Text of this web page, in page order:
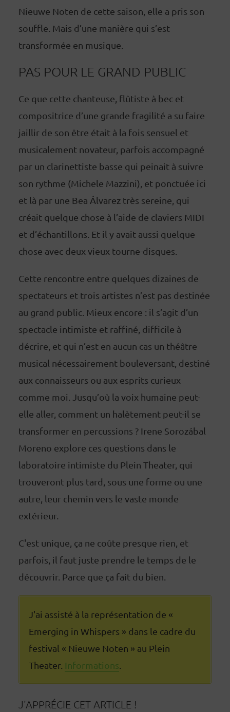
Nieuwe Noten de cette saison, elle a pris son
souffle. Mais d’une manière qui s’est
transformée en musique.
PAS POUR LE GRAND PUBLIC
Ce que cette chanteuse, flûtiste à bec et
compositrice d’une grande fragilité a su faire
jaillir de son être était à la fois sensuel et
musicalement novateur, parfois accompagné
par un clarinettiste basse qui peinait à suivre
son rythme (Michele Mazzini), et ponctuée ici
et là par une Bea Álvarez très sereine, qui
créait quelque chose à l’aide de claviers MIDI
et d’échantillons. Et il y avait aussi quelque
chose avec deux vieux tourne-disques.
Cette rencontre entre quelques dizaines de
spectateurs et trois artistes n’est pas destinée
au grand public. Mieux encore : il s’agit d’un
spectacle intimiste et raffiné, difficile à
décrire, et qui n’est en aucun cas un théâtre
musical nécessairement bouleversant, destiné
aux connaisseurs ou aux esprits curieux
comme moi. Jusqu’où la voix humaine peut-
elle aller, comment un halètement peut-il se
transformer en percussions ? Irene Sorozábal
Moreno explore ces questions dans le
laboratoire intimiste du Plein Theater, qui
trouveront plus tard, sous une forme ou une
autre, leur chemin vers le vaste monde
extérieur.
C'est unique, ça ne coûte presque rien, et
parfois, il faut juste prendre le temps de le
découvrir. Parce que ça fait du bien.
J'ai assisté à la représentation de «
Emerging in Whispers » dans le cadre du
festival « Nieuwe Noten » au Plein
Theater. Informations
J'APPRÉCIE CET ARTICLE !